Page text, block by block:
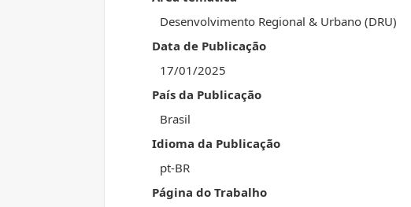
Desenvolvimento Regional & Urbano (DRU)
Data de Publicação
17/01/2025
País da Publicação
Brasil
Idioma da Publicação
pt-BR
Página do Trabalho